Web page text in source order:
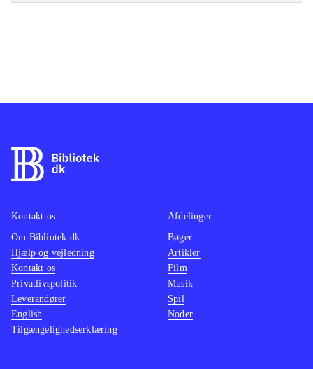
Kontakt os
Om Bibliotek.dk
Hjælp og vejledning
Kontakt os
Privatlivspolitik
Leverandører
English
Tilgængelighedserklæring
Afdelinger
Bøger
Artikler
Film
Musik
Spil
Noder